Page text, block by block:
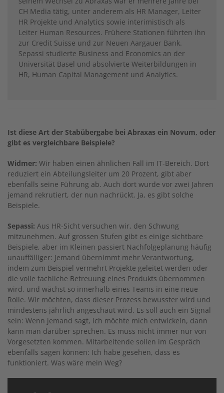
CH Media tätig, unter anderem als HR Manager, Leiter
HR Projekte und Analytics sowie interimistisch als
Leiter Human Resources. Frühere Stationen führten ihn
zur Credit Suisse und zur Neuen Aargauer Bank.
Sepassi studierte Business and Economics an der
Universität Basel und absolvierte Weiterbildungen in
HR, Human Capital Management und Analytics.
Ist diese Art der Stabübergabe bei Abraxas ein Novum, oder
gibt es vergleichbare Beispiele?
Widmer: Wir haben einen ähnlichen Fall im IT-Bereich. Dort
reduziert ein Abteilungsleiter um 20 Prozent, gibt aber
ebenfalls seine Führung ab. Auch dort wurde vor zwei Jahren
jemand rekrutiert, der nun nachrückt. Ja, es gibt solche
Beispiele.
Sepassi: Aus HR-Sicht versuchen wir, den Schwung
mitzunehmen. Auf grossen Stufen gibt es einige sichtbare
Beispiele, aber im Kleinen passiert Nachfolgeplanung häufig
unauffälliger: Jemand übernimmt mehr Verantwortung,
indem zum Beispiel vermehrt Projekte geleitet werden oder
die volle fachliche Betreuung eines Produkts übernommen
wird, und wächst so innerhalb eines Teams in eine neue
Rolle. Wir möchten, dass dieser Prozess bewusster wird und
mindestens jährlich angeschaut wird. Es soll auch ein Signal
sein: Wenn jemand sagt, ich möchte mich entwickeln, dann
kann man darüber sprechen. Es muss nicht immer nur von
Vorgesetzten kommen. Mitarbeitende sollen im Gespräch
ebenfalls sagen können: Ich habe gesehen, dass es
funktioniert. Was wäre mein Weg?